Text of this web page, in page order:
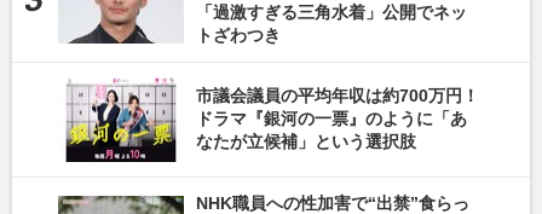
「過激すぎる三角水着」公開でネッ
トざわつき
市議会議員の平均年収は約700万円！
ドラマ『銀河の一票』のように「あ
なたが立候補」という選択肢
NHK職員への性加害で“出禁”食らっ